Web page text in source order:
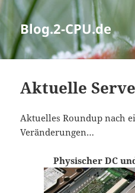
Blog.2-CPU.de
Aktuelle
Aktuelles Roundup nach
Veränderungen…
Physischer DC